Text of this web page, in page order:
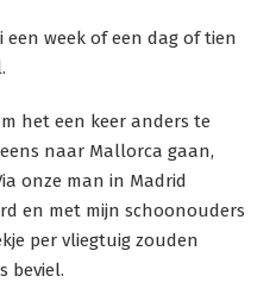
week of een dag of tien
het een keer anders te
naar Mallorca gaan,
onze man in Madrid
en met mijn schoonouders
per vliegtuig zouden
beviel.